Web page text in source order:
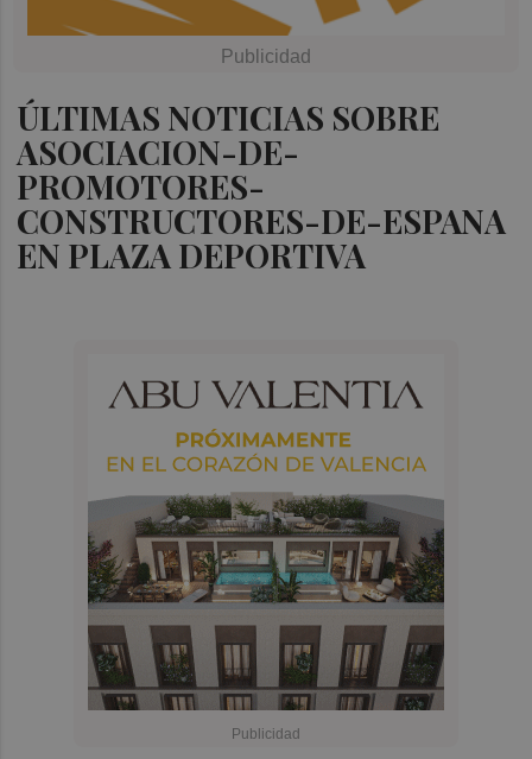
ÚLTIMAS NOTICIAS SOBRE
ASOCIACION-DE-
PROMOTORES-
CONSTRUCTORES-DE-ESPANA
EN PLAZA DEPORTIVA